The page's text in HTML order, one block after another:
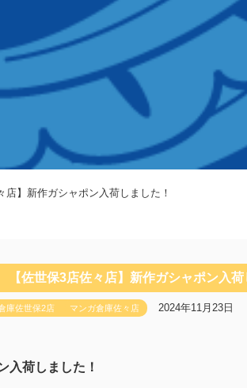
店】新作ガシャポン入荷しました！
【佐世保3店佐々店】新作ガシャポン入荷
庫佐世保2店 マンガ倉庫佐々店 2024年11月23日
入荷しました！